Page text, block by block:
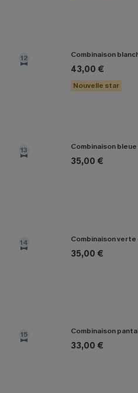
12 Combinaison
43,00 €
Nouvelle star
13 Combinaison
35,00 €
14 Combinaison
35,00 €
15
33,00 €